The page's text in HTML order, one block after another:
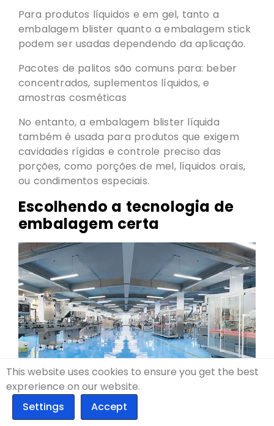
Para produtos líquidos e em gel, tanto a
embalagem blister quanto a embalagem stick
podem ser usadas dependendo da aplicação.
Pacotes de palitos são comuns para: beber
concentrados, suplementos líquidos, e
amostras cosméticas
No entanto, a embalagem blister líquida
também é usada para produtos que exigem
cavidades rígidas e controle preciso das
porções, como porções de mel, líquidos orais,
ou condimentos especiais.
Escolhendo a tecnologia de
embalagem certa
A partir desses exemplos, surge um padrão
claro.
A embalagem blister é mais adequada para:
This website uses cookies to ensure you get the best
exprerience on our website.